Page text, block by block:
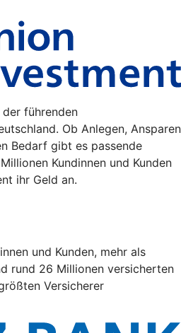
führenden
Ob Anlegen, Ansparen
Bedarf gibt es passende
Kundinnen und Kunden
ihr Geld an.
und Kunden, mehr als
rund 26 Millionen versicherten
Versicherer